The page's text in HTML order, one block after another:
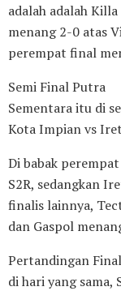
adalah adalah
menang 2-0 atas
perempat final
Semi Final Putra
Sementara itu di
Kota Impian vs
Di babak
S2R, sedangkan
finalis lainnya,
dan Gaspol
Pertandingan
di hari yang sama,